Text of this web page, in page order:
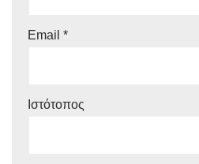
Email *
Ιστότοπος